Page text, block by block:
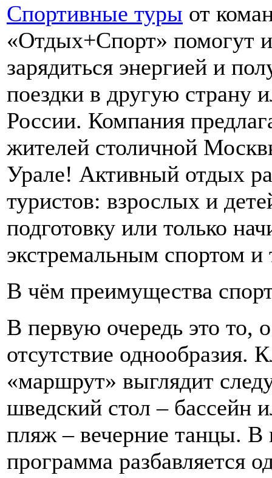
Спортивные туры от
«Отдых+Спорт» помогут
зарядиться энергией и
поездки в другую страну
России. Компания
жителей столичной
Урале! Активный отдых
туристов: взрослых и
подготовку или только
экстремальным спортом и
В чём преимущества
В первую очередь это то,
отсутствие однообразия.
«маршрут» выглядит
шведский стол – бассейн
пляж – вечерние танцы. В
программа разбавляется